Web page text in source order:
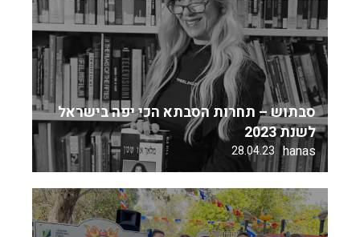
סבתוש – תחרות הסבתא הכי יפה בישראל
לשנת 2023
hanas
28.04.23